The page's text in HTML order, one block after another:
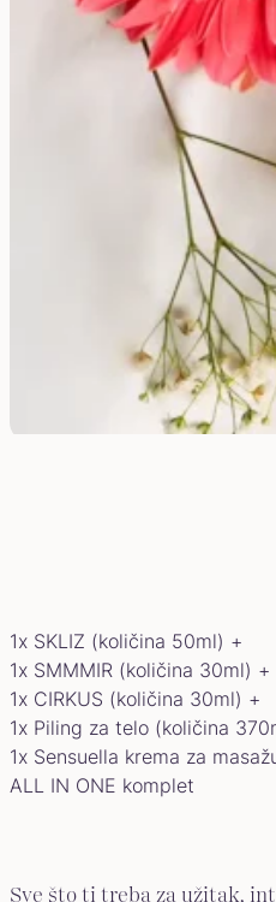
1x SKLIZ (količina 50ml) +
1x SMMMIR (količina 30ml) +
1x CIRKUS (količina 30ml) +
1x Piling za telo (količina
1x Sensuella krema za
ALL IN ONE komplet
Sve što ti treba za užitak,